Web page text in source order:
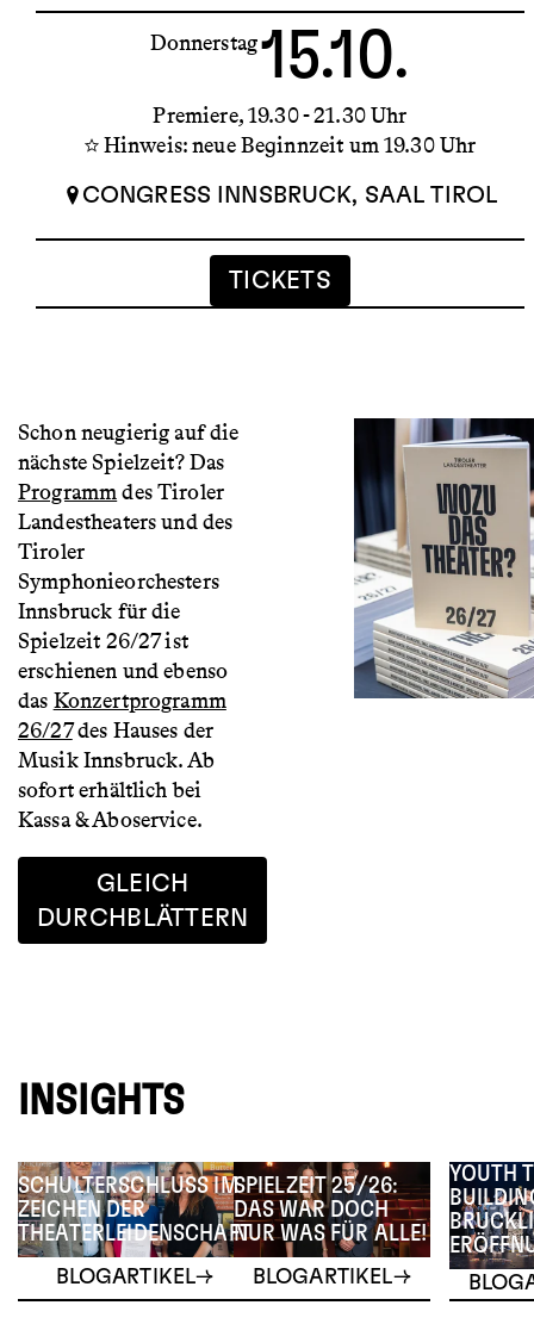
Donnerstag15.10.
Premiere 19.30 - 21.30 Uhr
Hinweis: neue Beginnzeit um 19.30 Uhr
CONGRESS INNSBRUCK, SAAL TIROL
TICKETS
Schon neugierig auf die
nächste Spielzeit? Das
Programmdes Tiroler
Landestheaters und des
Tiroler
Symphonieorchesters
Innsbruck für die
Spielzeit 26/27 ist
erschienen und ebenso
das Konzertprogramm
26/27des Hauses der
Musik Innsbruck. Ab
sofort erhältlich bei
Kassa & Aboservice.
GLEICH
DURCHBLÄTTERN
INSIGHTS
SCHULTERSCHLUSS IM
ZEICHEN DER
THEATERLEIDENSCHAFT
BLOGARTIKEL
SPIELZEIT 25/26:
DAS WAR DOCH
NUR WAS FÜR ALLE!
BLOGARTIKEL
YOUTH